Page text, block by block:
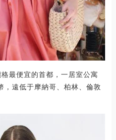
最便宜的首都，一居室公寓
，遠低于摩納哥、柏林、倫敦